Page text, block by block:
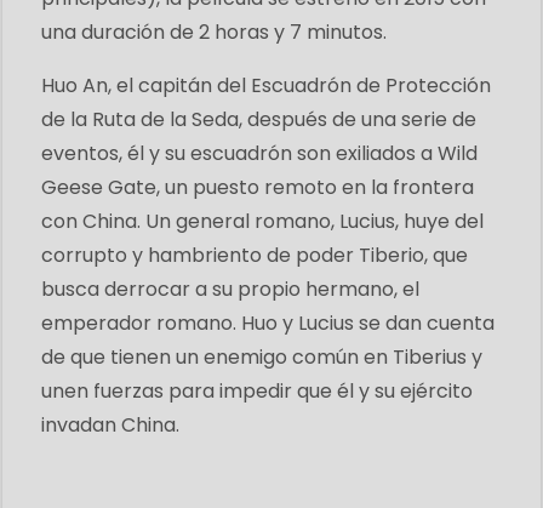
una duración de 2 horas y 7 minutos.
Huo An, el capitán del Escuadrón de Protección
de la Ruta de la Seda, después de una serie de
eventos, él y su escuadrón son exiliados a Wild
Geese Gate, un puesto remoto en la frontera
con China. Un general romano, Lucius, huye del
corrupto y hambriento de poder Tiberio, que
busca derrocar a su propio hermano, el
emperador romano. Huo y Lucius se dan cuenta
de que tienen un enemigo común en Tiberius y
unen fuerzas para impedir que él y su ejército
invadan China.